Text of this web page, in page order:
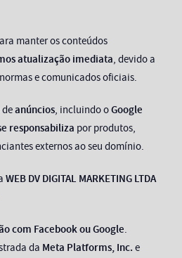
manter os conteúdos
atualização imediata, devido a
e comunicados oficiais.
anúncios, incluindo oGoogle
responsabiliza por produtos,
externos ao seu domínio.
WEB DV DIGITAL MARKETING LTDA
com Facebook ou Google.
da Meta Platforms, Inc. e